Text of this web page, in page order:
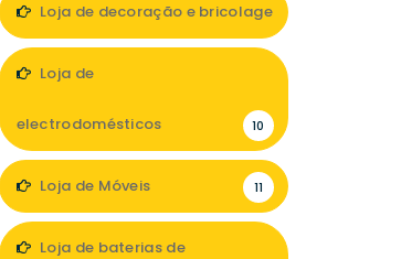
Loja de decoração e bricolage
Loja de
electrodomésticos 10
Loja de Móveis 11
Loja de baterias de